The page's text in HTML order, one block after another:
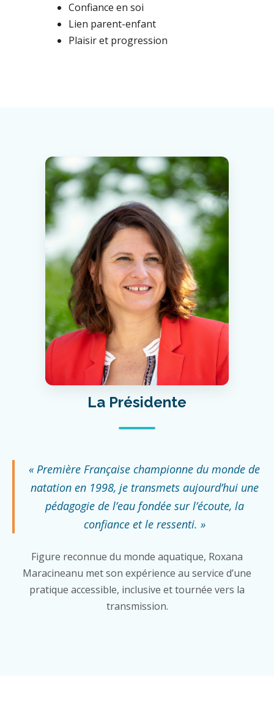
Confiance en soi
Lien parent-enfant
Plaisir et progression
La Présidente
« Première Française championne du monde de
natation en 1998, je transmets aujourd’hui une
pédagogie de l’eau fondée sur l’écoute, la
confiance et le ressenti. »
Figure reconnue du monde aquatique, Roxana
Maracineanu met son expérience au service d’une
pratique accessible, inclusive et tournée vers la
transmission.